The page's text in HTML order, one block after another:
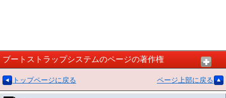
ブートストラップシステムのページの著作権
トップページに戻る ページ上部に戻る